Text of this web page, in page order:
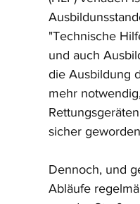
"Technische
und auch
die Ausbildung
mehr
sicher
Dennoch, und
Abläufe